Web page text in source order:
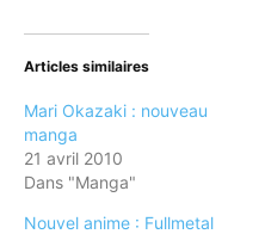
dans
nouvelle
fenêtre)
dans
nouvelle
fenêtre)
Articles similaires
Mari Okazaki : nouveau
manga
21 avril 2010
Dans "Manga"
Nouvel anime : Fullmetal